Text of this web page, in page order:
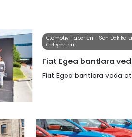
Otomotiv Haberleri - Son Dakika
Gelişmeleri
Fiat Egea bantlara
Fiat Egea bantlara veda